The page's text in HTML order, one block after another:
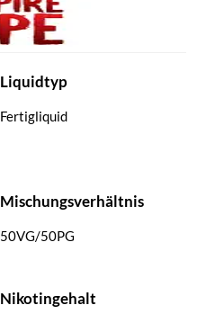
Liquidtyp
Fertigliquid
Mischungsverhältnis
50VG/50PG
Nikotingehalt